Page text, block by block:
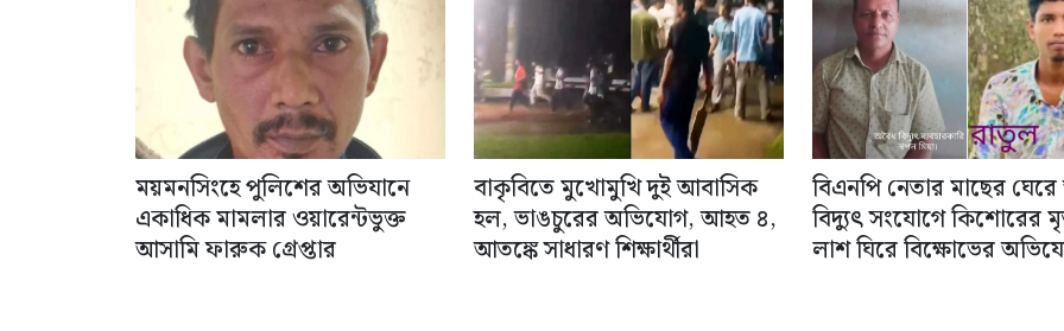
ময়মনসিংহে পুলিশের অভিযানে
একাধিক মামলার ওয়ারেন্টভুক্ত
আসামি ফারুক গ্রেপ্তার
বাকৃবিতে মুখোমুখি দুই আবাসিক
হল, ভাঙচুরের অভিযোগ, আহত ৪,
আতঙ্কে সাধারণ শিক্ষার্থীরা
বিএনপি নেতার মাছের
বিদ্যুৎ সংযোগে কিশোরের
লাশ ঘিরে বিক্ষোভের